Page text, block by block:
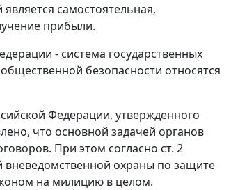
самостоятельная,
прибыли.
- система государственных
безопасности относятся
Федерации, утвержденного
что основной задачей органов
При этом согласно ст. 2
охраны по защите
на милицию в целом.